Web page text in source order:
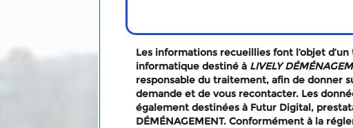
Les informations recueillies font l’objet
informatique destiné à LIVELY
responsable du traitement, afin de donner
demande et de vous recontacter. Les
également destinées à Futur Digital,
DÉMÉNAGEMENT. Conformément à la